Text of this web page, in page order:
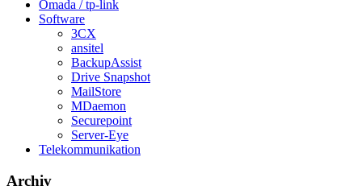
Omada / tp-link
Software
3CX
ansitel
BackupAssist
Drive Snapshot
MailStore
MDaemon
Securepoint
Server-Eye
Telekommunikation
Archiv